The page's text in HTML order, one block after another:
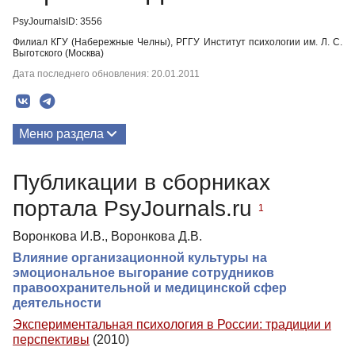
PsyJournalsID: 3556
Филиал КГУ (Набережные Челны), РГГУ Институт психологии им. Л. С.
Выготского (Москва)
Дата последнего обновления: 20.01.2011
Меню раздела
Публикации в сборниках
портала PsyJournals.ru
1
Воронкова И.В., Воронкова Д.В.
Влияние организационной культуры на
эмоциональное выгорание сотрудников
правоохранительной и медицинской сфер
деятельности
Экспериментальная психология в России: традиции и
перспективы (2010)